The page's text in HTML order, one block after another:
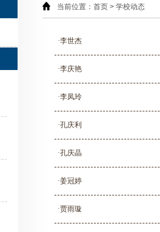
当前位置：首页 > 学校动态
·李世杰
·李庆艳
·李凤玲
·孔庆利
·孔庆晶
·姜冠婷
·贾雨璇